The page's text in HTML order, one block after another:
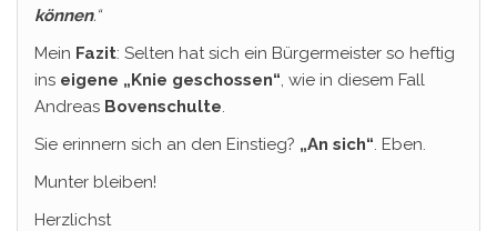
können.“
Mein Fazit: Selten hat sich ein Bürgermeister so heftig
ins eigene „Knie geschossen“, wie in diesem Fall
Andreas Bovenschulte.
Sie erinnern sich an den Einstieg? „An sich“. Eben.
Munter bleiben!
Herzlichst